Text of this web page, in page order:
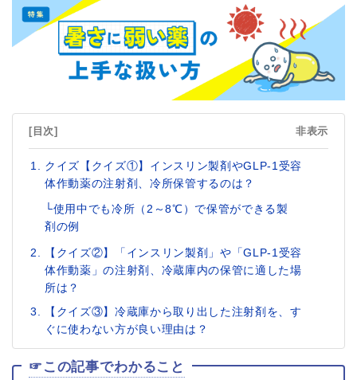
[目次] 非表示
クイズ【クイズ①】インスリン製剤やGLP-1受容
体作動薬の注射剤、冷所保管するのは？
└使用中でも冷所（2～8℃）で保管ができる製
剤の例
【クイズ②】「インスリン製剤」や「GLP-1受容
体作動薬」の注射剤、冷蔵庫内の保管に適した場
所は？
【クイズ③】冷蔵庫から取り出した注射剤を、す
ぐに使わない方が良い理由は？
☞この記事でわかること